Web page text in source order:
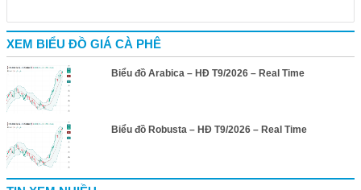
XEM BIỂU ĐỒ GIÁ CÀ PHÊ
Biểu đồ Arabica – HĐ T9/2026 – Real Time
Biểu đồ Robusta – HĐ T9/2026 – Real Time